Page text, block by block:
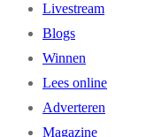
Livestream
Blogs
Winnen
Lees online
Adverteren
Magazine